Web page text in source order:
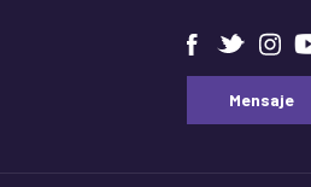
⠀⠀Mensaje⠀